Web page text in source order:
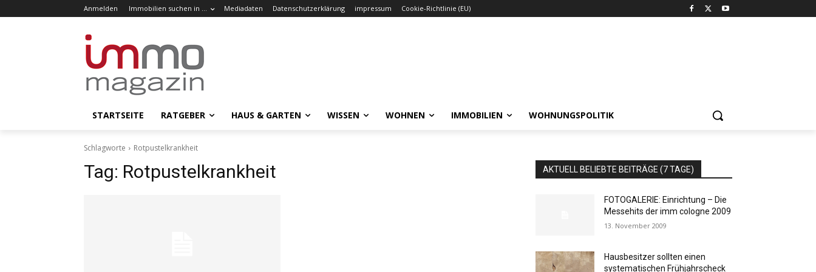
Anmelden Immobilien suchen in … Mediadaten Datenschutzerklärung impressum Cookie-Richtlinie (EU)
STARTSEITE RATGEBER HAUS & GARTEN WISSEN WOHNEN IMMOBILIEN WOHNUNGSPOLITIK
Schlagworte Rotpustelkrankheit
Tag: Rotpustelkrankheit AKTUELL BELIEBTE BEITRÄGE (7 TAGE)
FOTOGALERIE: Einrichtung – Die
Messehits der imm cologne 2009
13. November 2009
Hausbesitzer sollten einen
systematischen Frühjahrscheck